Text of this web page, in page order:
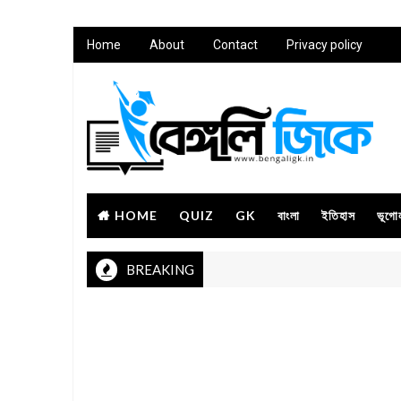
Home About Contact Privacy policy
HOME QUIZ GK বাংলা ইতিহাস
BREAKING